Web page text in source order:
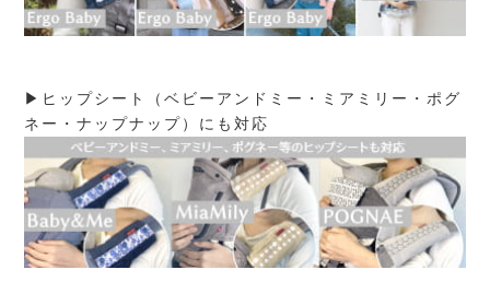
▶ヒップシート（ベビーアンドミー・ミアミリー・ポグ
ネー・ナップナップ）にも対応